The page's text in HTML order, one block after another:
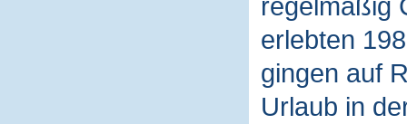
regelmäßig
erlebten
gingen auf
Urlaub in